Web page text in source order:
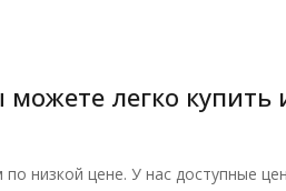
легко купить
низкой цене. У нас доступные